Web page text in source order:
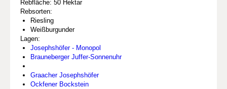
Rebfläche: 50 Hektar
Rebsorten:
Riesling
Weißburgunder
Lagen:
Josephshöfer - Monopol
Brauneberger Juffer-Sonnenuhr
Graacher Josephshöfer
Ockfener Bockstein